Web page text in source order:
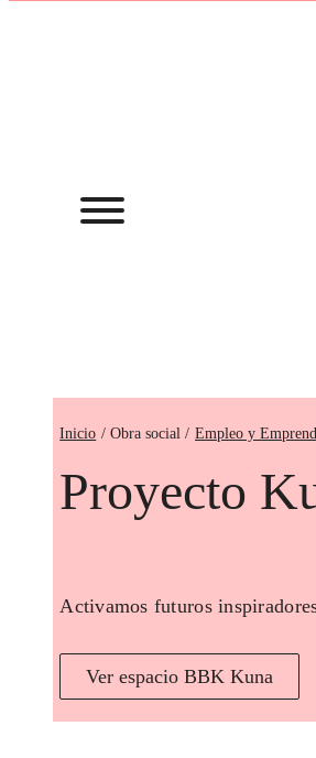
Inicio Empleo y
Proyecto
Activamos futuros
Ver espacio BBK Kuna